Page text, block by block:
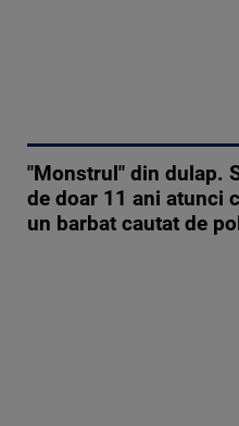
"Monstrul" din dulap.
de doar 11 ani atunci
un barbat cautat de